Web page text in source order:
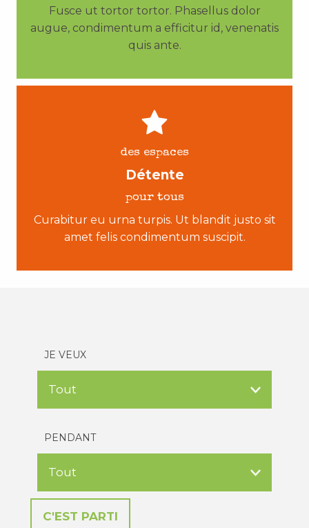
Fusce ut tortor tortor. Phasellus dolor
augue, condimentum a efficitur id, venenatis
quis ante.
des espaces
Détente
pour tous
Curabitur eu urna turpis. Ut blandit justo sit
amet felis condimentum suscipit.
JE VEUX
PENDANT